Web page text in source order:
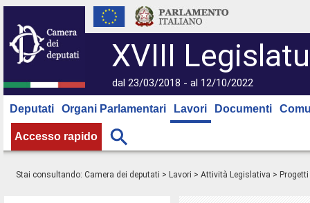
XVIII
dal 23/03/2018 - al 12/10/2022
Deputati Organi Parlamentari Lavori Documenti
Accesso rapido
Stai consultando: Camera dei deputati > Lavori > Attività Legislativa >